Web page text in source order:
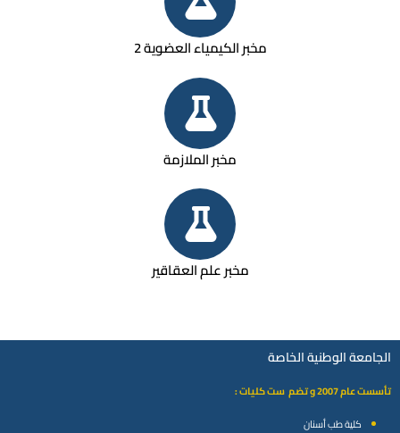
مخبر الكيمياء العضوية 2
مخبر الملازمة
مخبر علم العقاقير
الجامعة الوطنية الخاصة
تأسست عام 2007 و تضم ست كليات :
كلية طب أسنان